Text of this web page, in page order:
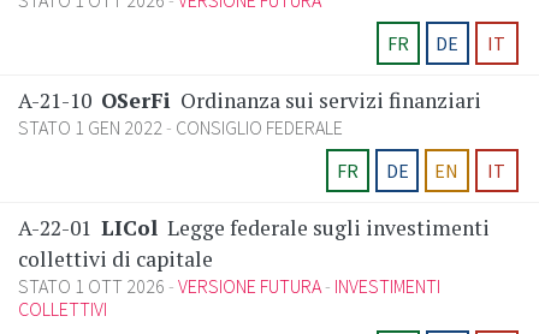
FR
DE IT
A-21-10 OSerFi Ordinanza sui servizi finanziari
STATO 1 GEN 2022 CONSIGLIO FEDERALE
FR
DE EN IT
A-22-01 LICol Legge federale sugli investimenti
collettivi di capitale
STATO 1 OTT 2026 VERSIONE FUTURA INVESTIMENTI
COLLETTIVI